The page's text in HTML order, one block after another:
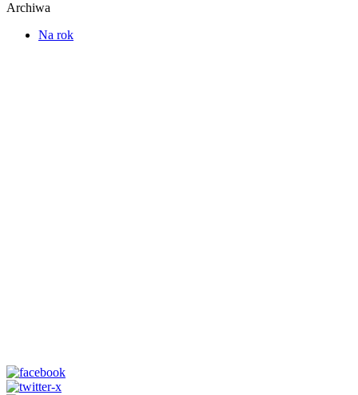
Archiwa
Na rok